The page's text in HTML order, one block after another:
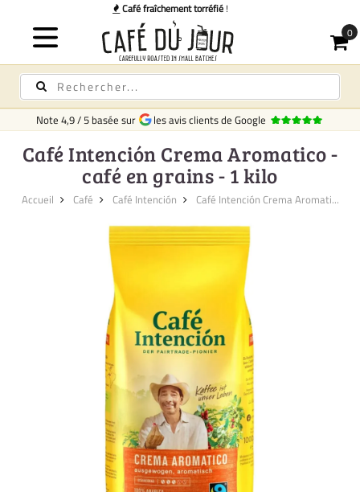
Note 4,9/5 basée sur les avis clients de Google
Café Intención Crema Aromatico -
café en grains - 1 kilo
Accueil Café Café Intención Café Intención Crema Aromati...